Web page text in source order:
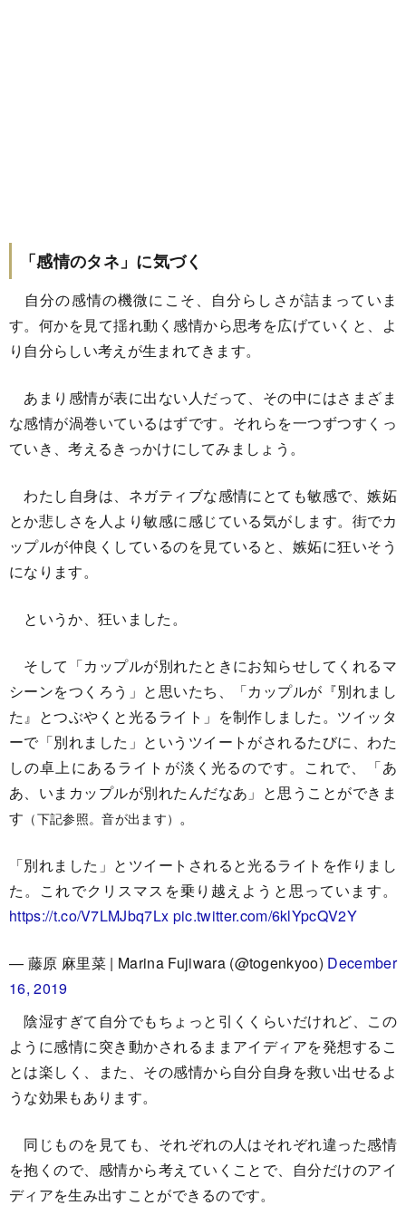
「感情のタネ」に気づく
自分の感情の機微にこそ、自分らしさが詰まっていま
す。何かを見て揺れ動く感情から思考を広げていくと、よ
り自分らしい考えが生まれてきます。
あまり感情が表に出ない人だって、その中にはさまざま
な感情が渦巻いているはずです。それらを一つずつすくっ
ていき、考えるきっかけにしてみましょう。
わたし自身は、ネガティブな感情にとても敏感で、嫉妬
とか悲しさを人より敏感に感じている気がします。街でカ
ップルが仲良くしているのを見ていると、嫉妬に狂いそう
になります。
というか、狂いました。
そして「カップルが別れたときにお知らせしてくれるマ
シーンをつくろう」と思いたち、「カップルが『別れまし
た』とつぶやくと光るライト」を制作しました。ツイッタ
ーで「別れました」というツイートがされるたびに、わた
しの卓上にあるライトが淡く光るのです。これで、「あ
あ、いまカップルが別れたんだなあ」と思うことができま
す （下記参照。音が出ます） 。
「別れました」とツイートされると光るライトを作りまし
た。これでクリスマスを乗り越えようと思っています。
https://t.co/V7LMJbq7Lx pic.twitter.com/6klYpcQV2Y
— 藤原 麻里菜 | Marina Fujiwara (@togenkyoo) December
16, 2019
陰湿すぎて自分でもちょっと引くくらいだけれど、この
ように感情に突き動かされるままアイディアを発想するこ
とは楽しく、また、その感情から自分自身を救い出せるよ
うな効果もあります。
同じものを見ても、それぞれの人はそれぞれ違った感情
を抱くので、感情から考えていくことで、自分だけのアイ
ディアを生み出すことができるのです。